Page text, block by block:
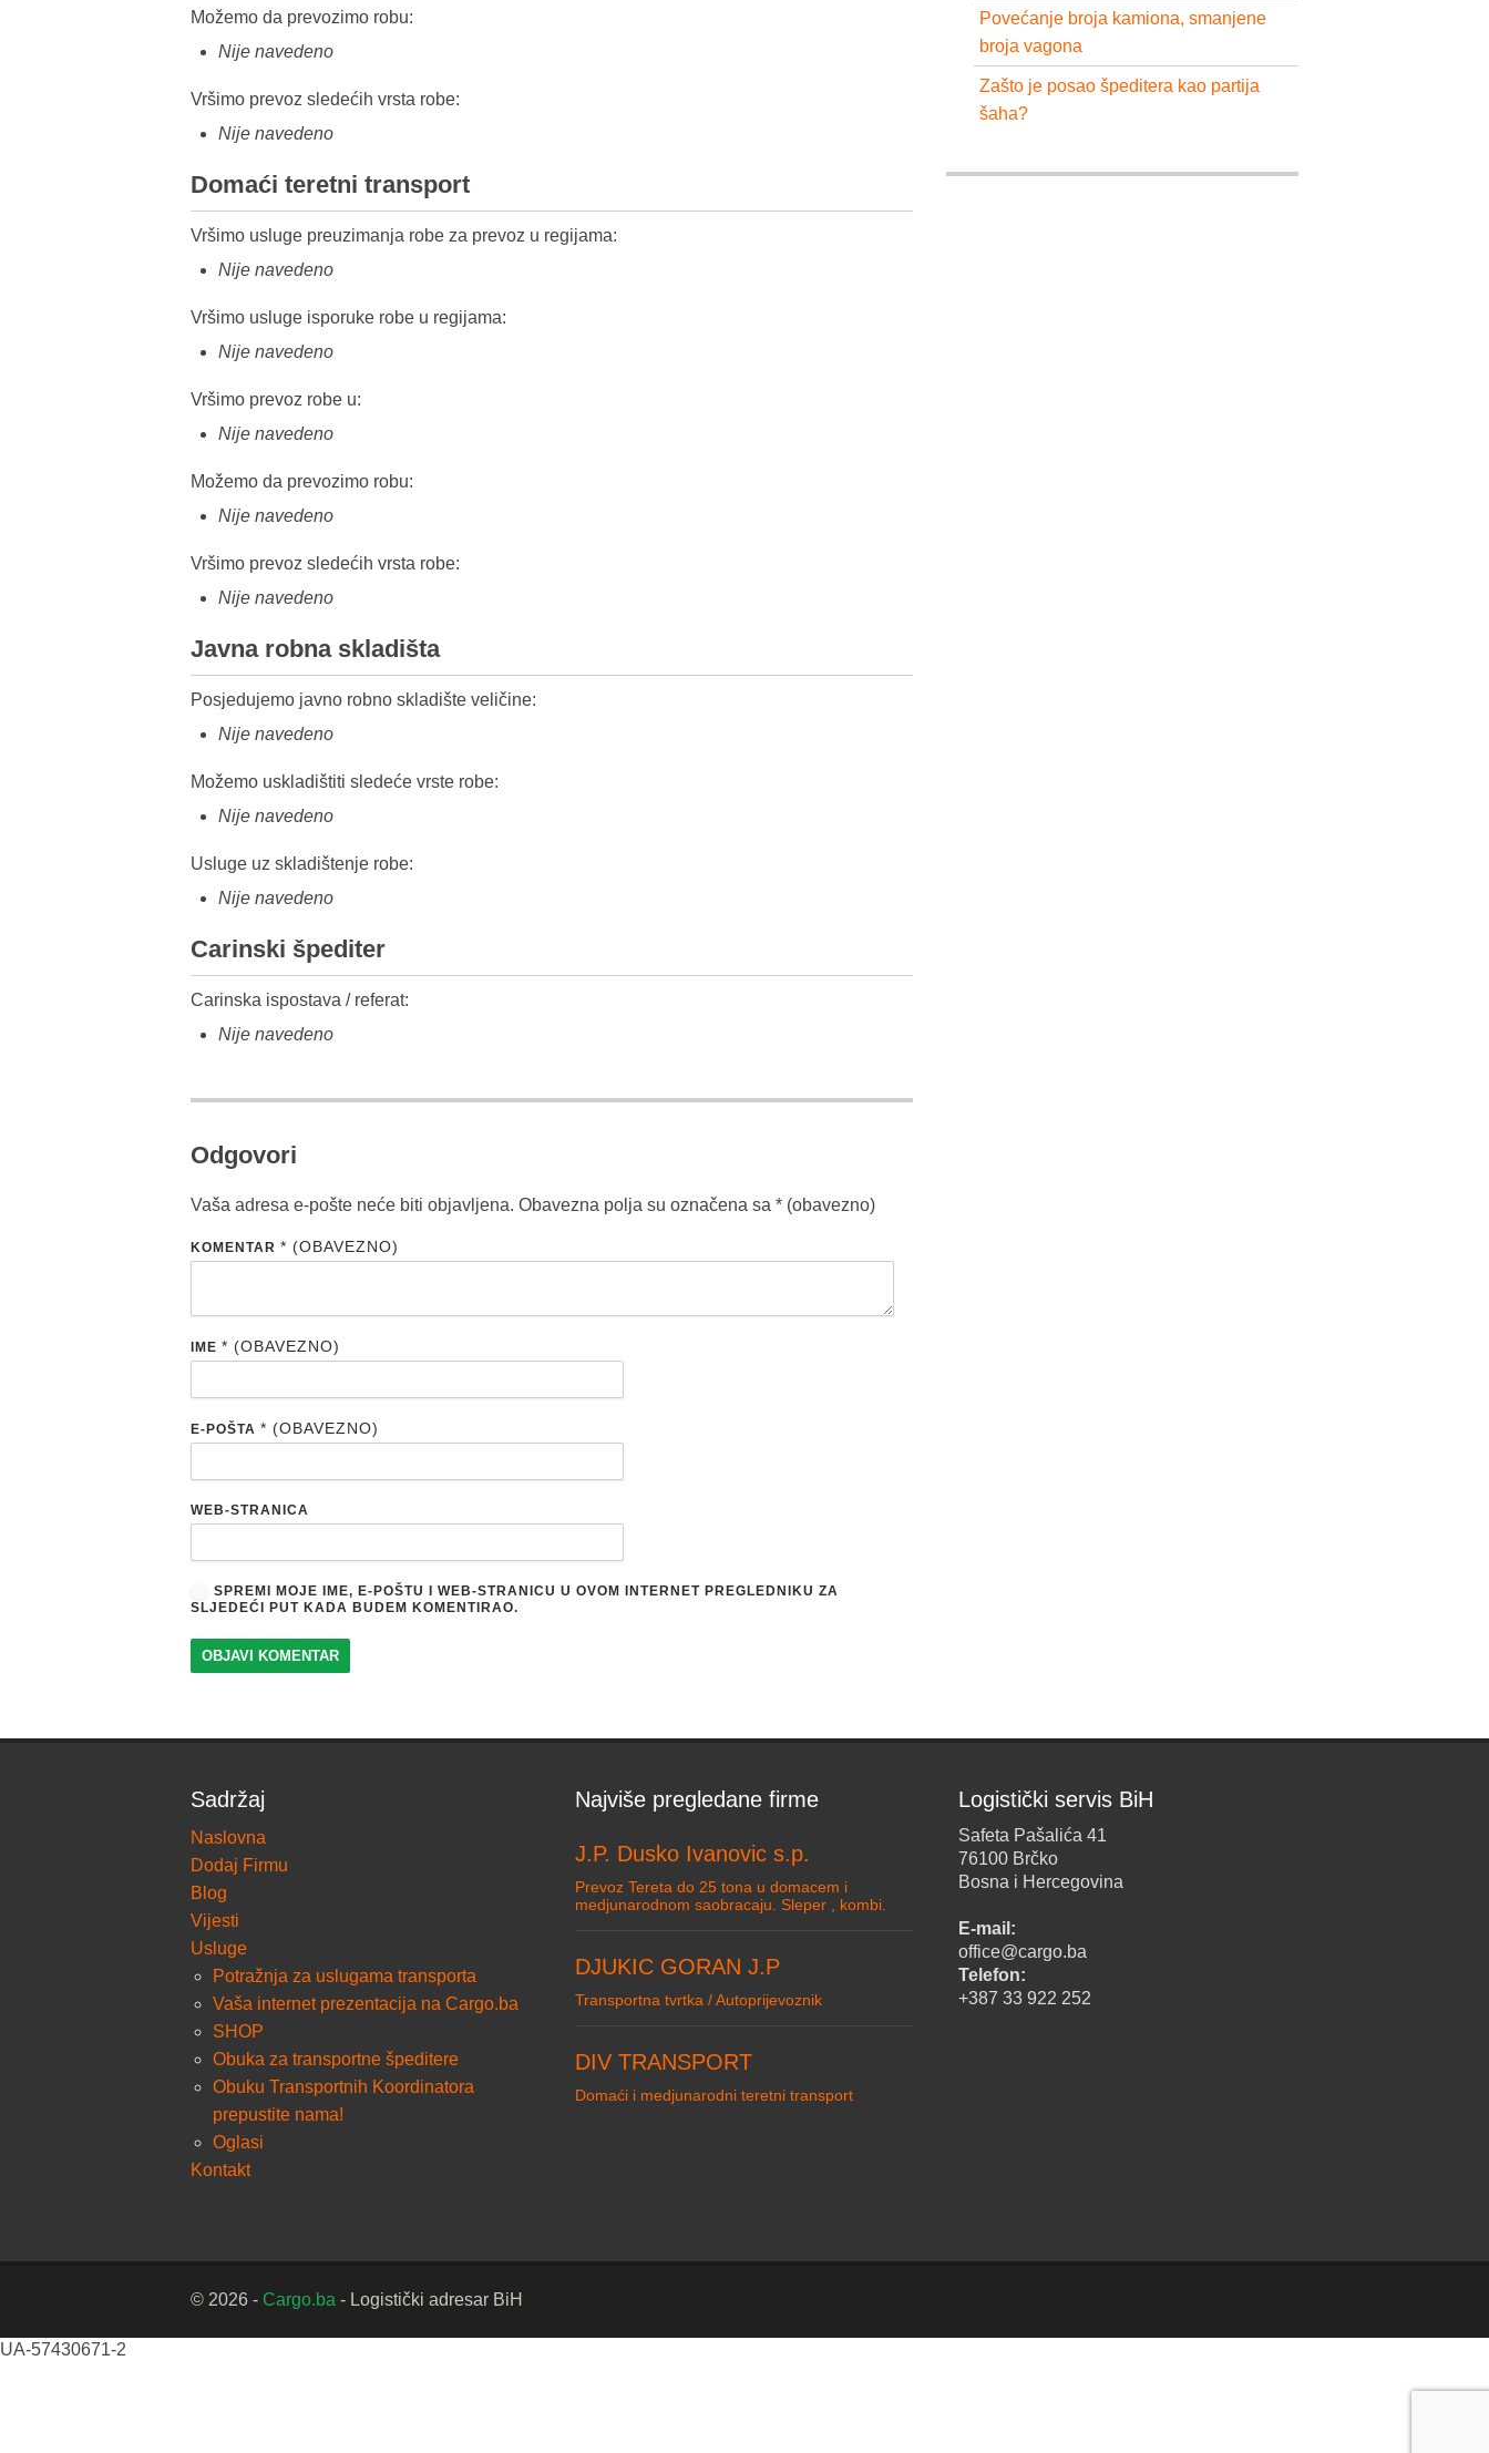
Možemo da prevozimo robu:
Nije navedeno
Vršimo prevoz sledećih vrsta robe:
Nije navedeno
Domaći teretni transport
Vršimo usluge preuzimanja robe za prevoz u regijama:
Nije navedeno
Vršimo usluge isporuke robe u regijama:
Nije navedeno
Vršimo prevoz robe u:
Nije navedeno
Možemo da prevozimo robu:
Nije navedeno
Vršimo prevoz sledećih vrsta robe:
Nije navedeno
Javna robna skladišta
Posjedujemo javno robno skladište veličine:
Nije navedeno
Možemo uskladištiti sledeće vrste robe:
Nije navedeno
Usluge uz skladištenje robe:
Nije navedeno
Carinski špediter
Carinska ispostava / referat:
Nije navedeno
Odgovori
Vaša adresa e-pošte neće biti objavljena. Obavezna polja su označena sa * (obavezno)
KOMENTAR * (OBAVEZNO)
IME * (OBAVEZNO)
E-POŠTA * (OBAVEZNO)
WEB-STRANICA
SPREMI MOJE IME, E-POŠTU I WEB-STRANICU U OVOM INTERNET PREGLEDNIKU ZA
SLJEDEĆI PUT KADA BUDEM KOMENTIRAO.
Povećanje broja kamiona, smanjene
broja vagona
Zašto je posao špeditera kao partija
šaha?
Sadržaj
Naslovna
Dodaj Firmu
Blog
Vijesti
Usluge
Potražnja za uslugama transporta
Vaša internet prezentacija na Cargo.ba
SHOP
Obuka za transportne špeditere
Obuku Transportnih Koordinatora
prepustite nama!
Oglasi
Kontakt
Najviše pregledane firme
J.P. Dusko Ivanovic s.p.
Prevoz Tereta do 25 tona u domacem i
medjunarodnom saobracaju. Sleper , kombi.
DJUKIC GORAN J.P
Transportna tvrtka / Autoprijevoznik
DIV TRANSPORT
Domaći i medjunarodni teretni transport
Logistički servis BiH
Safeta Pašalića 41
76100 Brčko
Bosna i Hercegovina
E-mail:
office@cargo.ba
Telefon:
+387 33 922 252
© 2026 - Cargo.ba - Logistički adresar BiH
UA-57430671-2